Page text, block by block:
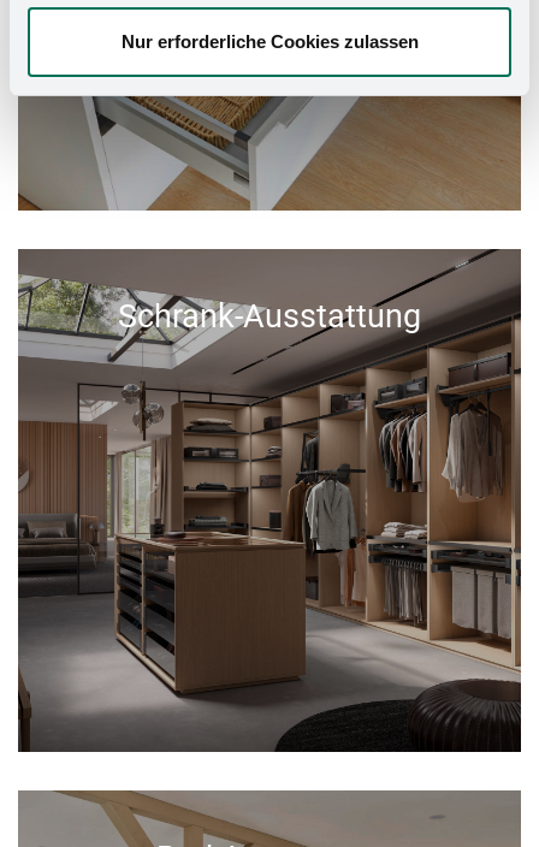
Nur erforderliche Cookies zulassen
Schrank-Ausstattung